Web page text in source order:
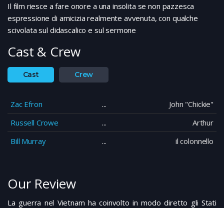
Il film riesce a fare onore a una insolita se non pazzesca
espressione di amicizia realmente avvenuta, con qualche
scivolata sul didascalico e sul sermone
Cast & Crew
Cast Crew
Zac Efron
John "Chickie"
Russell Crowe
Arthur
Bill Murray
il colonnello
Our Review
La guerra nel Vietnam ha coinvolto in modo diretto gli Stati